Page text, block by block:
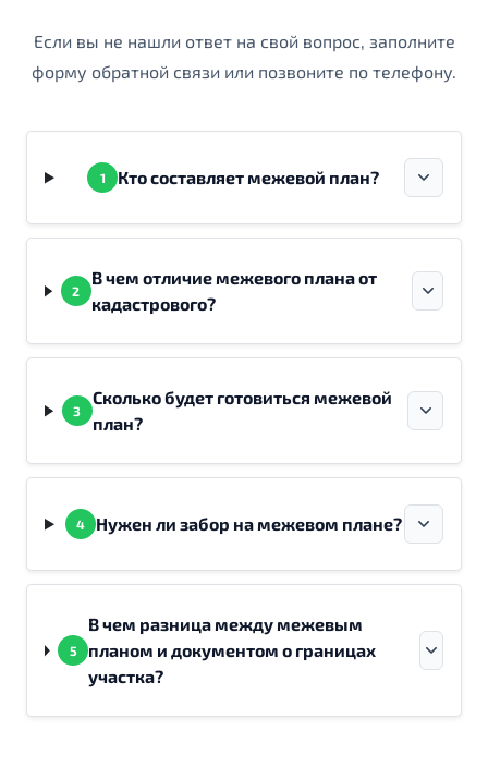
Если вы не нашли ответ на свой вопрос, заполните
форму обратной связи или позвоните по телефону.
1 Кто составляет межевой план?
2
В чем отличие межевого плана от
кадастрового?
3
Сколько будет готовиться межевой
план?
4 Нужен ли забор на межевом плане?
5
В чем разница между межевым
планом и документом о границах
участка?